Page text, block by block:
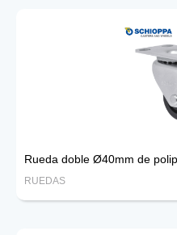
Rueda doble Ø40mm de
RUEDAS